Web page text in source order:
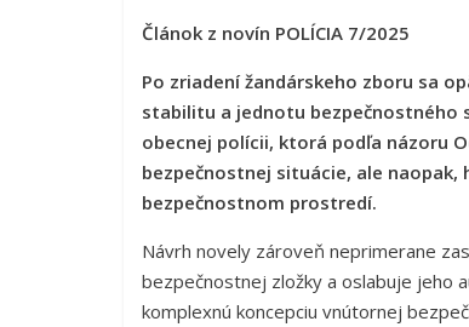
Článok z novín POLÍCIA 7/2025
Po zriadení žandárskeho zboru sa
stabilitu a jednotu bezpečnostného
obecnej polícii, ktorá podľa názoru
bezpečnostnej situácie, ale
bezpečnostnom prostredí.
Návrh novely zároveň neprimerane
bezpečnostnej zložky a oslabuje jeho
komplexnú koncepciu vnútornej